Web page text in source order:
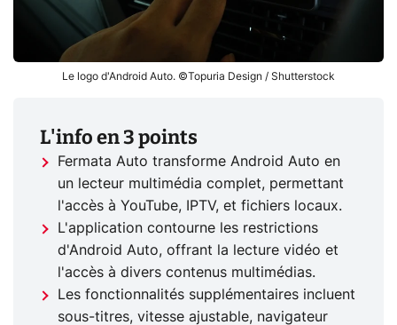
Le logo d'Android Auto. ©Topuria Design / Shutterstock
L'info en 3 points
Fermata Auto transforme Android Auto en
un lecteur multimédia complet, permettant
l'accès à YouTube, IPTV, et fichiers locaux.
L'application contourne les restrictions
d'Android Auto, offrant la lecture vidéo et
l'accès à divers contenus multimédias.
Les fonctionnalités supplémentaires incluent
sous-titres, vitesse ajustable, navigateur